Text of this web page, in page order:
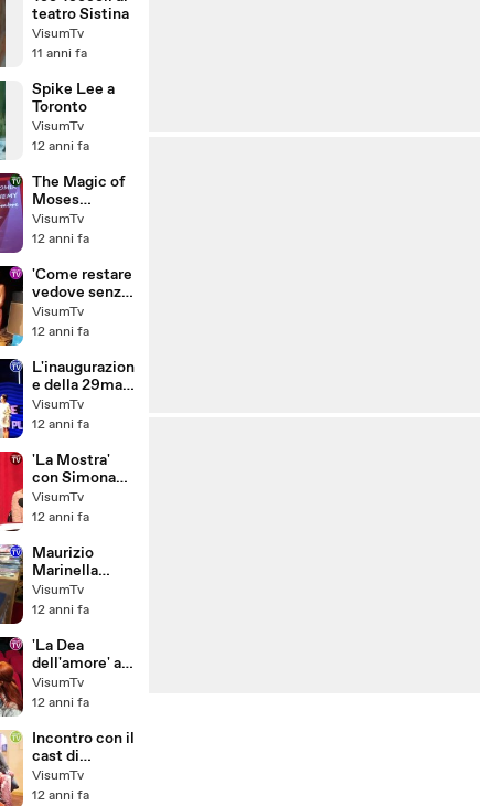
teatro Sistina
VisumTv
11 anni fa
Spike Lee a
Toronto
VisumTv
12 anni fa
The Magic of
Moses
Pendleton and
The MOMIX in
Teatro
Olimpico[1]
VisumTv
12 anni fa
'Come restare
vedove senza
intaccare la
fedina penale'
Due[2]
VisumTv
12 anni fa
L'inaugurazion
e della 29ma
edizione del
Mar Del Plata
VisumTv
12 anni fa
'La Mostra'
con Simona
Marchini per
la regia di Gigi
Teatro Sistina
VisumTv
12 anni fa
Maurizio
Marinella
all'Hotel
Aldrovandi
VisumTv
12 anni fa
'La Dea
dell'amore' al
Teatro
dell'Angelo
Avallone e
Giulia Di
Quilio
VisumTv
12 anni fa
Incontro con il
cast di
'Precari' al
Teatro Tirso
VisumTv
12 anni fa